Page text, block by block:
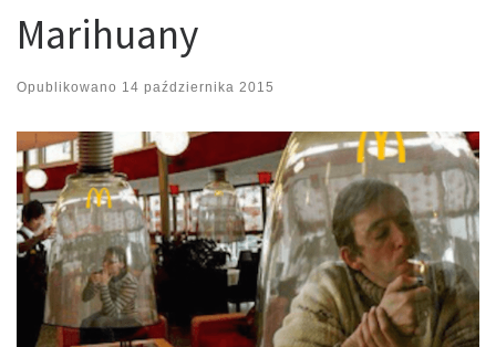
Marihuany
Opublikowano 14 października 2015